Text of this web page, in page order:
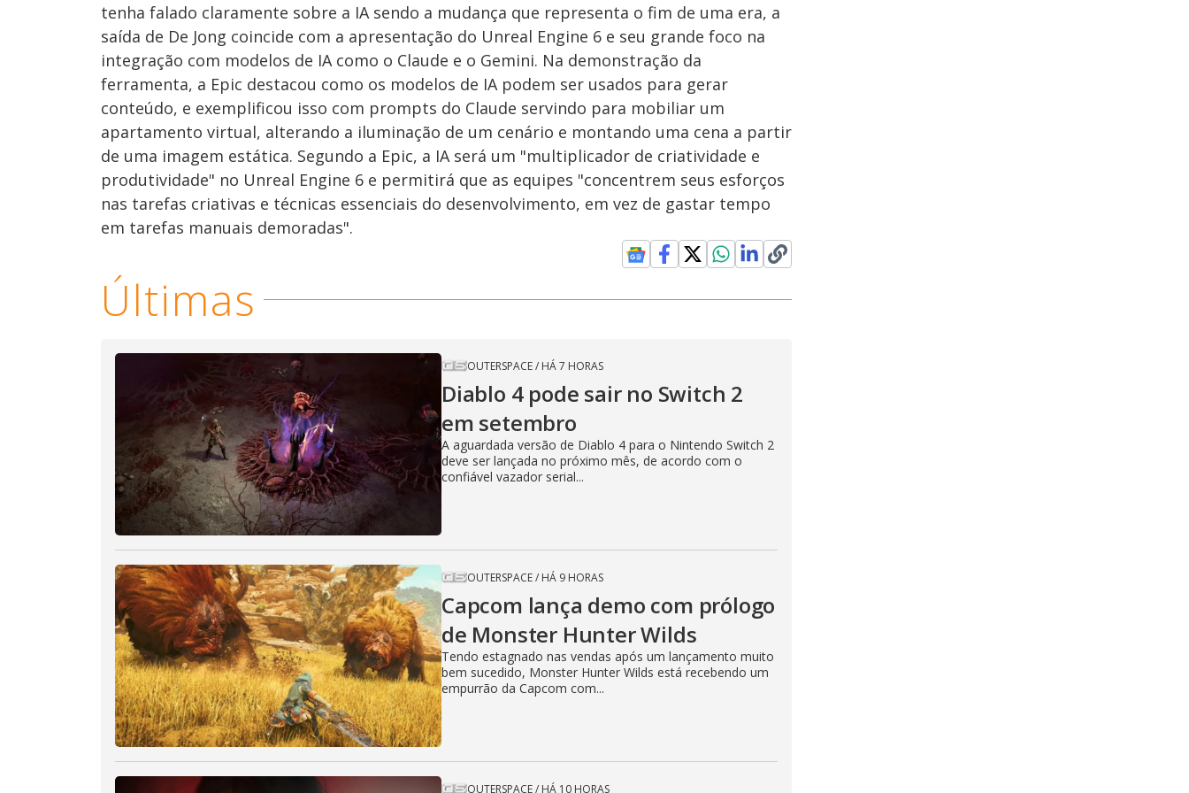
tenha falado claramente sobre a IA sendo a mudança que representa o fim de uma era, a
saída de De Jong coincide com a apresentação do Unreal Engine 6 e seu grande foco na
integração com modelos de IA como o Claude e o Gemini. Na demonstração da
ferramenta, a Epic destacou como os modelos de IA podem ser usados ​​para gerar
conteúdo, e exemplificou isso com prompts do Claude servindo para mobiliar um
apartamento virtual, alterando a iluminação de um cenário e montando uma cena a partir
de uma imagem estática. Segundo a Epic, a IA será um "multiplicador de criatividade e
produtividade" no Unreal Engine 6 e permitirá que as equipes "concentrem seus esforços
nas tarefas criativas e técnicas essenciais do desenvolvimento, em vez de gastar tempo
em tarefas manuais demoradas".
Últimas
OUTERSPACE/ HÁ 7 HORAS
Diablo 4 pode sair no Switch 2
em setembro
A aguardada versão de Diablo 4 para o Nintendo Switch 2
deve ser lançada no próximo mês, de acordo com o
confiável vazador serial...
OUTERSPACE/ HÁ 9 HORAS
Capcom lança demo com prólogo
de Monster Hunter Wilds
Tendo estagnado nas vendas após um lançamento muito
bem sucedido, Monster Hunter Wilds está recebendo um
empurrão da Capcom com...
OUTERSPACE/ HÁ 10 HORAS